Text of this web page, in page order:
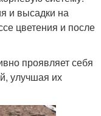
и высадки на
цветения и после
проявляет себя
улучшая их